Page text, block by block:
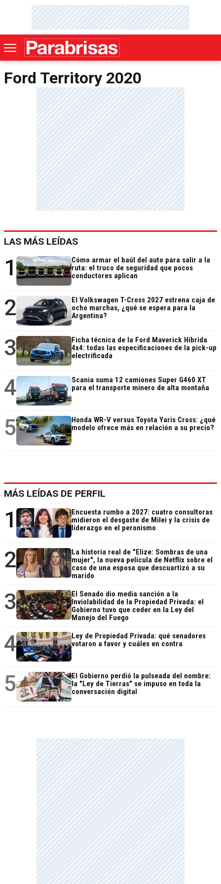
Ford Territory 2020
LAS MÁS LEÍDAS
1
Cómo armar el baúl del auto para salir a la
ruta: el truco de seguridad que pocos
conductores aplican
2
El Volkswagen T-Cross 2027 estrena caja de
ocho marchas, ¿qué se espera para la
Argentina?
3
Ficha técnica de la Ford Maverick Híbrida
4x4: todas las especificaciones de la pick-up
electrificada
4
Scania suma 12 camiones Super G460 XT
para el transporte minero de alta montaña
5
Honda WR-V versus Toyota Yaris Cross: ¿qué
modelo ofrece más en relación a su precio?
MÁS LEÍDAS DE PERFIL
1
Encuesta rumbo a 2027: cuatro consultoras
midieron el desgaste de Milei y la crisis de
liderazgo en el peronismo
2
La historia real de "Elize: Sombras de una
mujer", la nueva película de Netflix sobre el
caso de una esposa que descuartizó a su
marido
3
El Senado dio media sanción a la
Inviolabilidad de la Propiedad Privada: el
Gobierno tuvo que ceder en la Ley del
Manejo del Fuego
4
Ley de Propiedad Privada: qué senadores
votaron a favor y cuáles en contra
5
El Gobierno perdió la pulseada del nombre:
la "Ley de Tierras" se impuso en toda la
conversación digital